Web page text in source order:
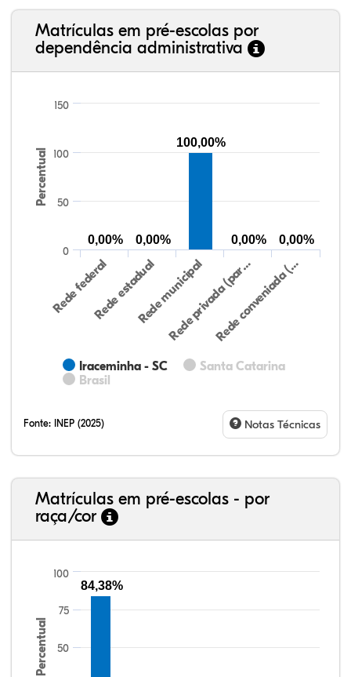
Matrículas em pré-escolas por
dependência administrativa
Percentual
Iraceminha - SC
Santa Catarina
Brasil
Rede federalRede estadualRede municipal
Rede privada (par…Rede conveniada (…
0
50
100
150
0,00% 0,00%
100,00%
0,00% 0,00%
Fonte: INEP (2025) Notas Técnicas
Matrículas em pré-escolas - por
raça/cor
Percentual
100
50
75
84,38%